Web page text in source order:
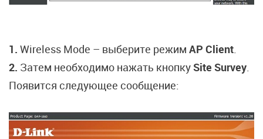
1. Wireless Mode – выберите режим AP Client.
2. Затем необходимо нажать кнопкуSite Survey.
Появится следующее сообщение: